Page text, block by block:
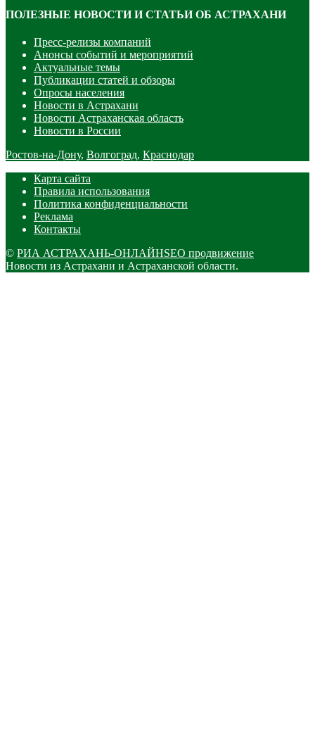
ПОЛЕЗНЫЕ НОВОСТИ И СТАТЬИ ОБ АСТРАХАНИ
Пресс-релизы компаний
Анонсы событий и мероприятий
Актуальные темы
Публикации статей и обзоры
Опросы населения
Новости в Астрахани
Новости Астраханская область
Новости в России
Ростов-на-Дону, Волгоград, Краснодар
Карта сайта
Правила использования
Политика конфиденциальности
Реклама
Контакты
© РИА АСТРАХАНЬ-ОНЛАЙНSEO продвижение
Новости из Астрахани и Астраханской области.